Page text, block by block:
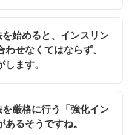
始めると、インスリン
せなくてはならず、
ます。
厳格に行う「強化イン
るそうですね。